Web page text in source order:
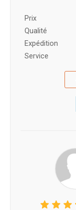
Prix ​​
Qualité
Expédition
Service